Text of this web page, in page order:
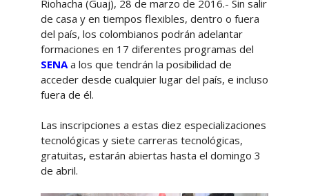
Riohacha (Guaj), 28 de marzo de 2016.- Sin salir
de casa y en tiempos flexibles, dentro o fuera
del país, los colombianos podrán adelantar
formaciones en 17 diferentes programas del
SENA a los que tendrán la posibilidad de
acceder desde cualquier lugar del país, e incluso
fuera de él.
Las inscripciones a estas diez especializaciones
tecnológicas y siete carreras tecnológicas,
gratuitas, estarán abiertas hasta el domingo 3
de abril.